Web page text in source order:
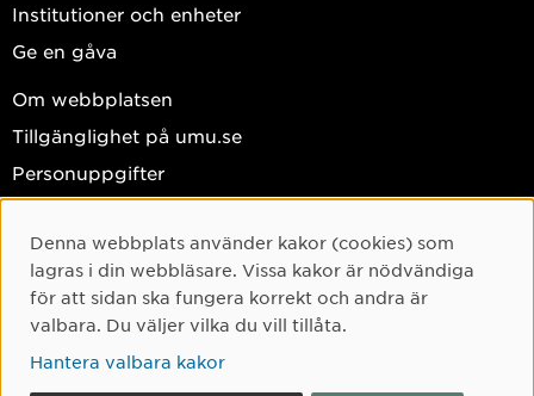
Institutioner och enheter
Ge en gåva
Om webbplatsen
Tillgänglighet på umu.se
Personuppgifter
Facebook
Instagram
TikTok
Youtube
Cookie-samtycke
Denna webbplats använder kakor (cookies) som
lagras i din webbläsare. Vissa kakor är nödvändiga
för att sidan ska fungera korrekt och andra är
valbara. Du väljer vilka du vill tillåta.
Hantera valbara kakor